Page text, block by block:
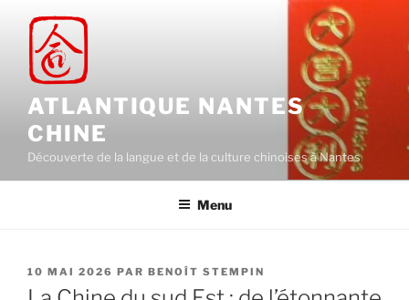
contenu
principal
ATLANTIQUE NANTES
CHINE
Découverte de la langue et de la culture chinoises à Nantes
Menu
PUBLIÉ
LE
10 MAI 2026 PAR BENOÎT STEMPIN